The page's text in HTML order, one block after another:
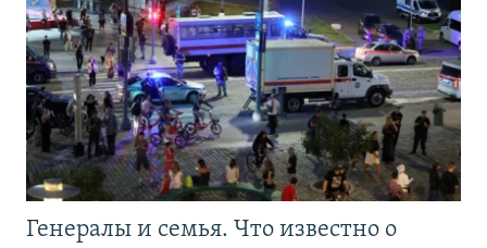
Генералы и семья. Что известно о